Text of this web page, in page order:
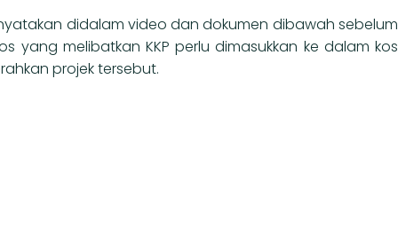
didalam video dan dokumen dibawah sebelum
yang melibatkan KKP perlu dimasukkan ke dalam kos
projek tersebut.